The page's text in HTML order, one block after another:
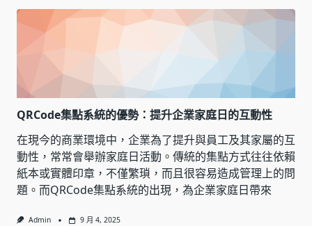
QRCode集點系統的優勢：提升企業家庭日的互動性
在現今的商業環境中，企業為了提升與員工及其家屬的互
動性，常常會舉辦家庭日活動。傳統的集點方式往往依賴
紙本或實體印章，不僅繁瑣，而且很容易造成管理上的問
題。而QRCode集點系統的出現，為企業家庭日帶來
Admin 9 月 4, 2025